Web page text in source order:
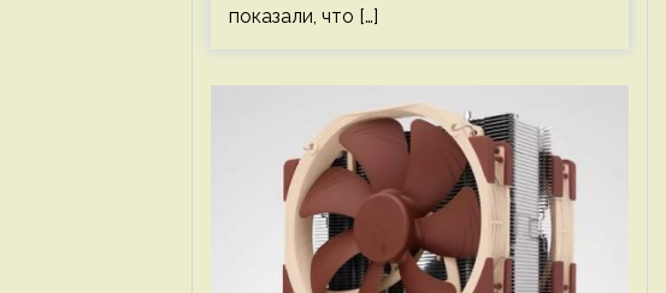
показали, что […]